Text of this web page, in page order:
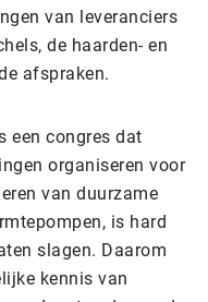
van leveranciers
de haarden- en
afspraken.
een congres dat
organiseren voor
van duurzame
is hard
slagen. Daarom
kennis van